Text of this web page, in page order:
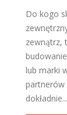
Do kogo
zewnątrz,
lub marki
partnerów
dokładnie...